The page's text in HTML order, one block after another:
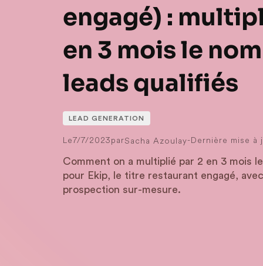
engagé) :
en 3 mois le
leads qualifiés
LEAD GENERATION
Le7/7/2023parSacha Azoulay-Dernière mise à
Comment on a multiplié par 2 en 3 mois
pour Ekip, le titre restaurant engagé,
prospection sur-mesure.